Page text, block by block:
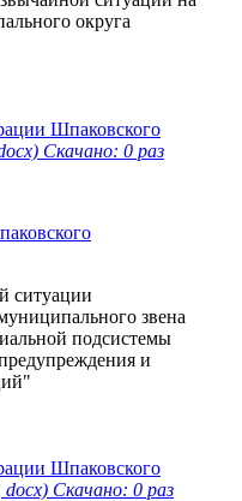
округа
Шпаковского
Скачано: 0 раз
ситуации
звена
подсистемы
и
Шпаковского
Скачано: 0 раз